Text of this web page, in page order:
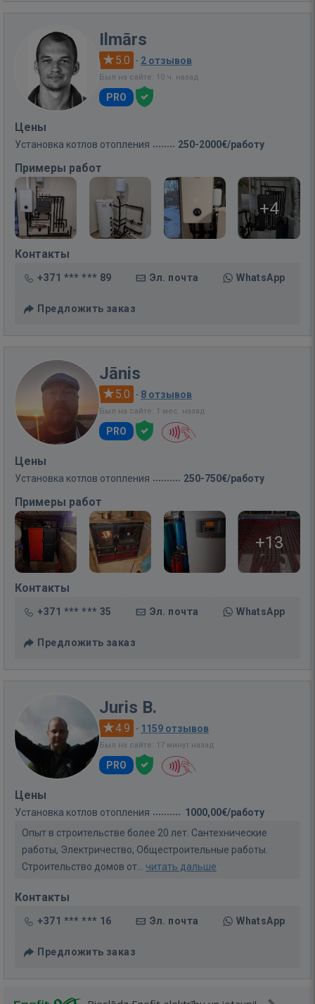
Ilmārs
5.0 · 2 отзывов
Был на сайте: 10 ч. назад
PRO
Цены
Установка котлов отопления 250-2000€/работу
Примеры работ
+4
Контакты
+371 *** *** 89 Эл. почта WhatsApp
Предложить заказ
Jānis
5.0 · 8 отзывов
Был на сайте: 1 мес. назад
PRO
Цены
Установка котлов отопления 250-750€/работу
Примеры работ
+13
Контакты
+371 *** *** 35 Эл. почта WhatsApp
Предложить заказ
Juris B.
4.9 · 1159 отзывов
Был на сайте: 17 минут назад
PRO
Цены
Установка котлов отопления
1000,00€/работу
Опыт в строительстве более 20 лет. Сантехнические
работы, Электричество, Общестроительные работы.
Строительство домов от... читать дальше
Контакты
+371 *** *** 16 Эл. почта WhatsApp
Предложить заказ